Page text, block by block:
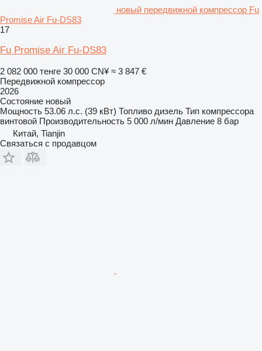
новый передвижной компрессор Fu
Promise Air Fu-DS83
17
Fu Promise Air Fu-DS83
2 082 000 тенге 30 000 CN¥ ≈ 3 847 €
Передвижной компрессор
2026
Состояние новый
Мощность 53.06 л.с. (39 кВт) Топливо дизель Тип компрессора
винтовой Производительность 5 000 л/мин Давление 8 бар
Китай, Tianjin
Связаться с продавцом